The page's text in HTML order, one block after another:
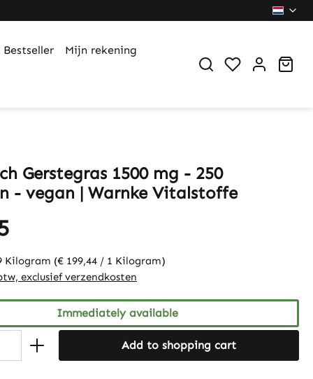
Bestseller
Mijn rekening
You have 0
Gerstegras 1500 mg - 250
- vegan | Warnke Vitalstoffe
Kilogram (€ 199,44 / 1 Kilogram)
exclusief verzendkosten
Immediately available
Add to shopping cart